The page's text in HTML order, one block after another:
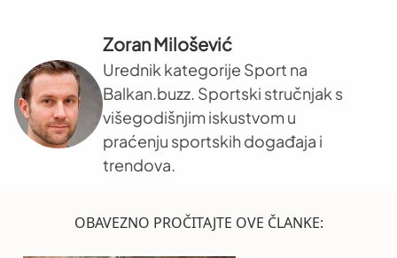
Zoran Milošević
Urednik kategorije Sport na
Balkan.buzz. Sportski stručnjak s
višegodišnjim iskustvom u
praćenju sportskih događaja i
trendova.
OBAVEZNO PROČITAJTE OVE ČLANKE: